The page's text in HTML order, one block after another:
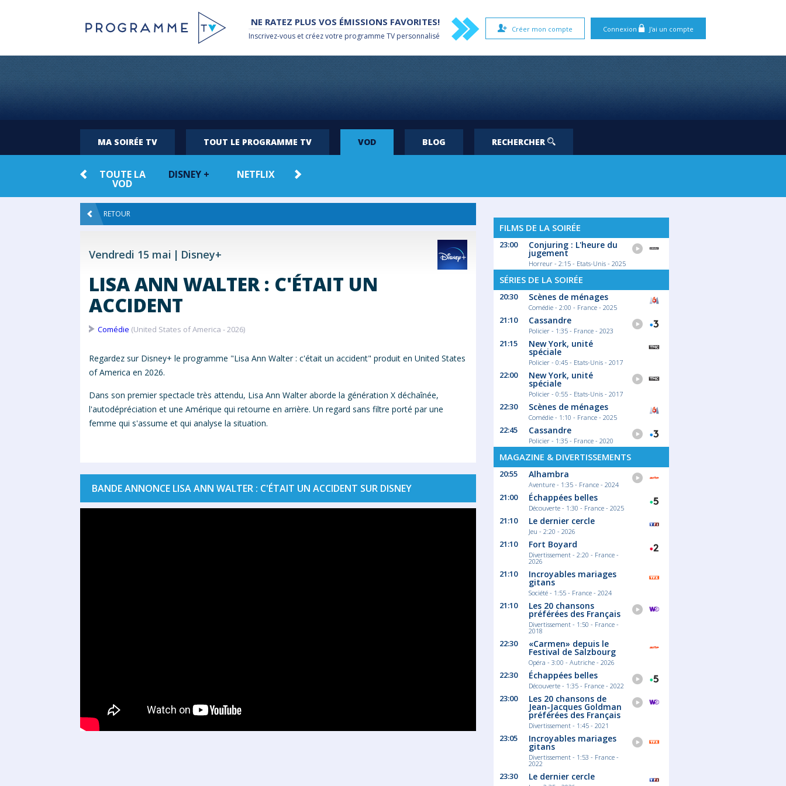
Connexion J'ai un compte
Créer mon compte
NE RATEZ PLUS VOS ÉMISSIONS FAVORITES!
Inscrivez-vous et créez votre programme TV personnalisé
MA SOIRÉE TV TOUT LE PROGRAMME TV VOD BLOG RECHERCHER
TOUTE LA
VOD
DISNEY + NETFLIX
RETOUR
Vendredi 15 mai Disney+
LISA ANN WALTER : C'ÉTAIT UN
ACCIDENT
Comédie (United States of America - 2026)
Regardez sur Disney+ le programme "Lisa Ann Walter : c'était un accident" produit en United States
of America en 2026.
Dans son premier spectacle très attendu, Lisa Ann Walteraborde la génération X déchaînée,
l'autodépréciation et une Amérique qui retourne en arrière. Un regard sans filtre porté par une
femme qui s'assume et qui analyse la situation.
BANDE ANNONCE LISA ANN WALTER : C'ÉTAIT UN ACCIDENT SUR DISNEY
FILMS DE LA SOIRÉE
23:00 Conjuring : L'heure du
jugement
Horreur - 2:15 - Etats-Unis - 2025
SÉRIES DE LA SOIRÉE
20:30 Scènes de ménages
Comédie - 2:00 - France - 2025
21:10 Cassandre
Policier - 1:35 - France - 2023
21:15 New York, unité
spéciale
Policier - 0:45 - Etats-Unis - 2017
22:00 New York, unité
spéciale
Policier - 0:55 - Etats-Unis - 2017
22:30 Scènes de ménages
Comédie - 1:10 - France - 2025
22:45 Cassandre
Policier - 1:35 - France - 2020
MAGAZINE & DIVERTISSEMENTS
20:55 Alhambra
Aventure - 1:35 - France - 2024
21:00 Échappées belles
Découverte - 1:30 - France - 2025
21:10 Le dernier cercle
Jeu - 2:20 - 2026
21:10 Fort Boyard
Divertissement - 2:20 - France -
2026
21:10 Incroyables mariages
gitans
Société - 1:55 - France - 2024
21:10 Les 20 chansons
préférées des Français
Divertissement - 1:50 - France -
2018
22:30 «Carmen» depuis le
Festival de Salzbourg
Opéra - 3:00 - Autriche - 2026
22:30 Échappées belles
Découverte - 1:35 - France - 2022
23:00 Les 20 chansons de
Jean-Jacques Goldman
préférées des Français
Divertissement - 1:45 - 2021
23:05 Incroyables mariages
gitans
Divertissement - 1:53 - France -
2022
23:30 Le dernier cercle